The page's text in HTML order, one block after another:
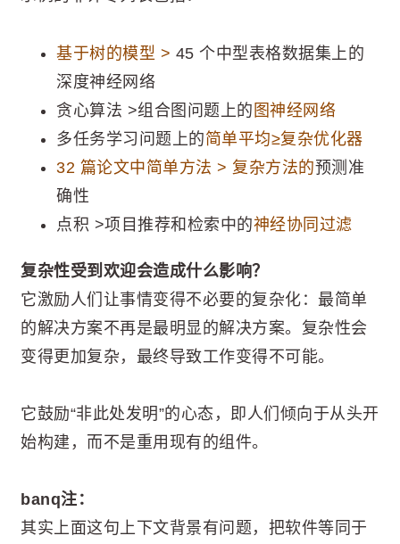
基于树的模型 > 45 个中型表格数据集上的
深度神经网络
贪心算法 >组合图问题上的 图神经网络
多任务学习问题上的简单平均≥复杂优化器
32 篇论文中简单方法 > 复杂方法的预测准
确性
点积 >项目推荐和检索中的神经协同过滤
复杂性受到欢迎会造成什么影响？
它激励人们让事情变得不必要的复杂化：最简单
的解决方案不再是最明显的解决方案。复杂性会
变得更加复杂，最终导致工作变得不可能。
它鼓励“非此处发明”的心态，即人们倾向于从头开
始构建，而不是重用现有的组件。
banq注：
其实上面这句上下文背景有问题，把软件等同于